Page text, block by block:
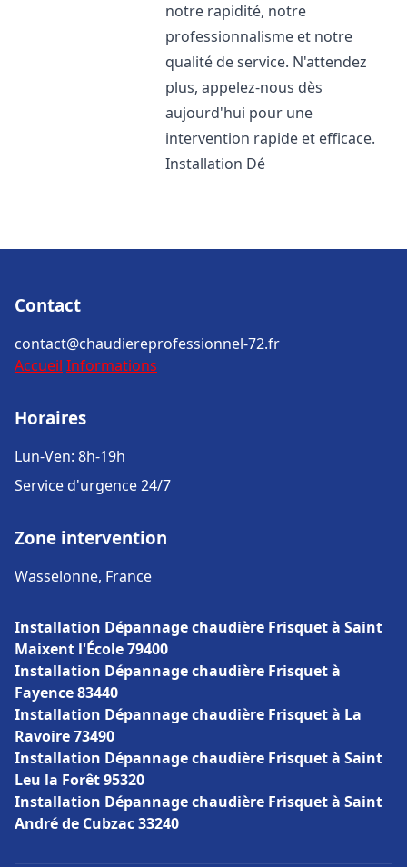
notre rapidité, notre
professionnalisme et notre
qualité de service. N'attendez
plus, appelez-nous dès
aujourd'hui pour une
intervention rapide et efficace.
Installation Dé
Contact
contact@chaudiereprofessionnel-72.fr
Accueil Informations
Horaires
Lun-Ven: 8h-19h
Service d'urgence 24/7
Zone intervention
Wasselonne, France
Installation Dépannage chaudière Frisquet à Saint
Maixent l'École 79400
Installation Dépannage chaudière Frisquet à
Fayence 83440
Installation Dépannage chaudière Frisquet à La
Ravoire 73490
Installation Dépannage chaudière Frisquet à Saint
Leu la Forêt 95320
Installation Dépannage chaudière Frisquet à Saint
André de Cubzac 33240